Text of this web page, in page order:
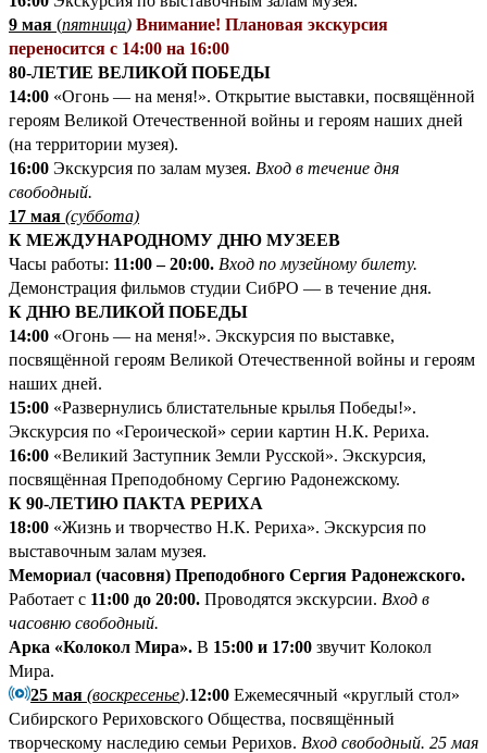
9 мая (пятница) Внимание! Плановая экскурсия
переносится с 14:00 на 16:00
80-ЛЕТИЕ ВЕЛИКОЙ ПОБЕДЫ
14:00 «Огонь — на меня!». Открытие выставки, посвящённой
героям Великой Отечественной войны и героям наших дней
(на территории музея).
16:00 Экскурсия по залам музея. Вход в течение дня
свободный.
17 мая (суббота)
К МЕЖДУНАРОДНОМУ ДНЮ МУЗЕЕВ
Часы работы: 11:00 – 20:00. Вход по музейному билету.
Демонстрация фильмов студии СибРО — в течение дня.
К ДНЮ ВЕЛИКОЙ ПОБЕДЫ
14:00 «Огонь — на меня!». Экскурсия по выставке,
посвящённой героям Великой Отечественной войны и героям
наших дней.
15:00 «Развернулись блистательные крылья Победы!».
Экскурсия по «Героической» серии картин Н.К. Рериха.
16:00 «Великий Заступник Земли Русской». Экскурсия,
посвящённая Преподобному Сергию Радонежскому.
К 90-ЛЕТИЮ ПАКТА РЕРИХА
18:00 «Жизнь и творчество Н.К. Рериха». Экскурсия по
выставочным залам музея.
Мемориал (часовня) Преподобного Сергия Радонежского.
Работает с 11:00 до 20:00. Проводятся экскурсии. Вход в
часовню свободный.
Арка «Колокол Мира». В 15:00 и 17:00 звучит Колокол
Мира.
25 мая (воскресенье).12:00 Ежемесячный «круглый стол»
Сибирского Рериховского Общества, посвящённый
творческому наследию семьи Рерихов. Вход свободный. 25 мая